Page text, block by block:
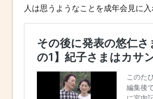
人は思うようなことを成年会見に